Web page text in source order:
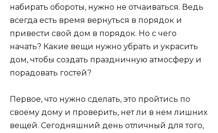
набирать обороты, нужно не отчаиваться. Ведь
всегда есть время вернуться в порядок и
привести свой дом в порядок. Но с чего
начать? Какие вещи нужно убрать и украсить
дом, чтобы создать праздничную атмосферу и
порадовать гостей?
Первое, что нужно сделать, это пройтись по
своему дому и проверить, нет ли в нем лишних
вещей. Сегодняшний день отличный для того,